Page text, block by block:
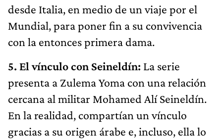
desde Italia, en medio de un viaje por el
Mundial, para poner fin a su convivencia
con la entonces primera dama.
5. El vínculo con Seineldín: La serie
presenta a Zulema Yoma con una relación
cercana al militar Mohamed Alí Seineldín.
En la realidad, compartían un vínculo
gracias a su origen árabe e, incluso, ella lo